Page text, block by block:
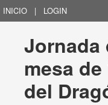
INICIO | LOGIN
Jornada
mesa
del